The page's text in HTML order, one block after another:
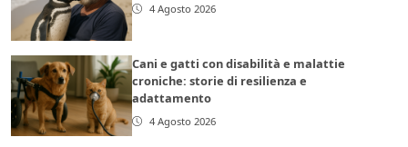
4 Agosto 2026
Cani e gatti con disabilità e malattie
croniche: storie di resilienza e
adattamento
4 Agosto 2026